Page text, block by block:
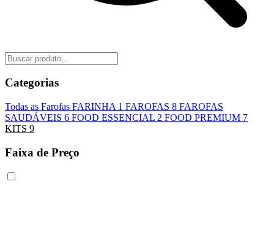
Categorias
Todas as Farofas FARINHA 1 FAROFAS 8 FAROFAS
SAUDÁVEIS 6 FOOD ESSENCIAL 2 FOOD PREMIUM 7
KITS 9
Faixa de Preço